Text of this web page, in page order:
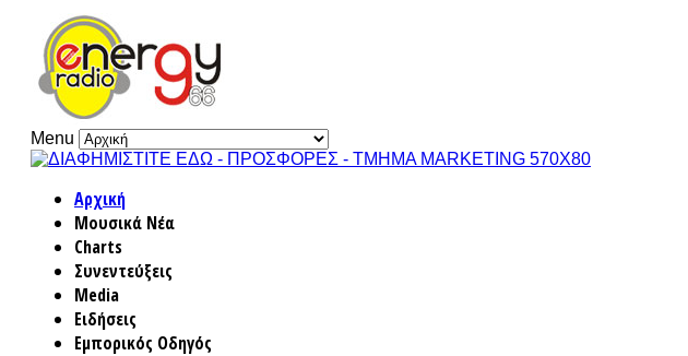
Menu
Αρχική
Μουσικά Νέα
Charts
Συνεντεύξεις
Media
Ειδήσεις
Εμπορικός Οδηγός